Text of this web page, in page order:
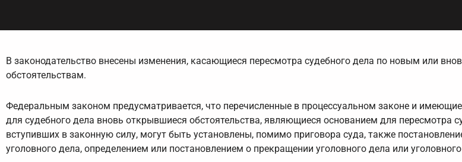
В законодательство внесены изменения, касающиеся пересмотра судебного дела по новым или
обстоятельствам.
Федеральным законом предусматривается, что перечисленные в процессуальном законе и
для судебного дела вновь открывшиеся обстоятельства, являющиеся основанием для пересмотра
вступивших в законную силу, могут быть установлены, помимо приговора суда, также
уголовного дела, определением или постановлением о прекращении уголовного дела или